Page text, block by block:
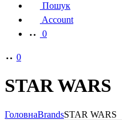
Пошук
Account
0
0
STAR WARS
ГоловнаBrandsSTAR WARS